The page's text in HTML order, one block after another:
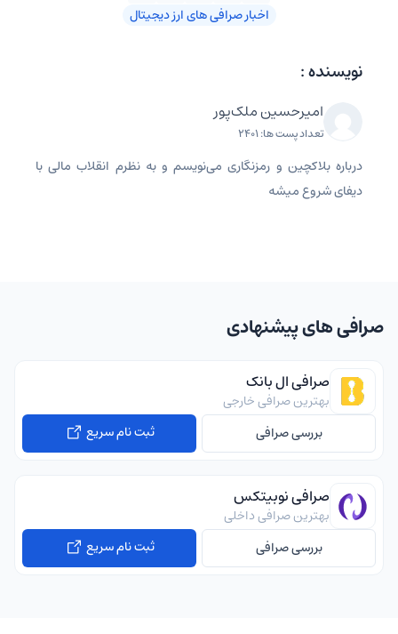
اخبار صرافی‌ های ارز دیجیتال
نویسنده :
امیرحسین ملک‌پور
تعداد پست ها: 2401
درباره بلاکچین و رمزنگاری می‌نویسم و به نظرم انقلاب مالی با
دیفای شروع میشه
صرافی های پیشنهادی
صرافی ال بانک
بهترین صرافی خارجی
بررسی صرافی
ثبت نام سریع
صرافی نوبیتکس
بهترین صرافی داخلی
بررسی صرافی
ثبت نام سریع